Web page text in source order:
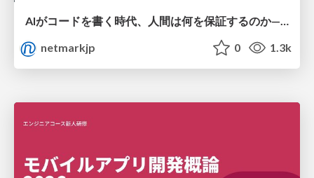
AIがコードを書く時代、人間は何を保証するのか———馬場さんと考える、開発者に求められる新しい責任と価値 - TECH PLAY
netmarkjp
0 1.3k